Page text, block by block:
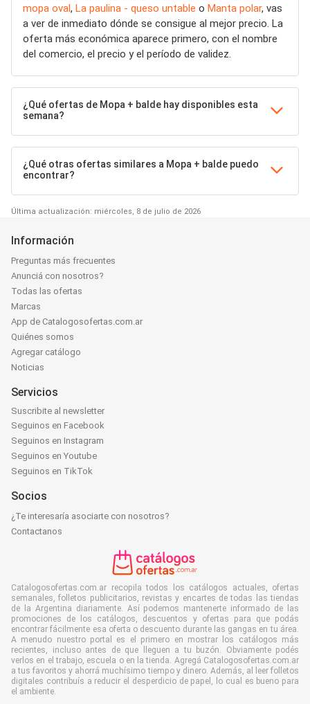
mopa oval, La paulina - queso untable o Manta polar, vas
a ver de inmediato dónde se consigue al mejor precio. La
oferta más económica aparece primero, con el nombre
del comercio, el precio y el período de validez.
¿Qué ofertas de Mopa + balde hay disponibles esta
semana?
¿Qué otras ofertas similares a Mopa + balde puedo
encontrar?
Última actualización: miércoles, 8 de julio de 2026
Información
Preguntas más frecuentes
Anunciá con nosotros?
Todas las ofertas
Marcas
App de Catalogosofertas.com.ar
Quiénes somos
Agregar catálogo
Noticias
Servicios
Suscribite al newsletter
Seguinos en Facebook
Seguinos en Instagram
Seguinos en Youtube
Seguinos en TikTok
Socios
¿Te interesaría asociarte con nosotros?
Contactanos
Catalogosofertas.com.ar recopila todos los catálogos actuales, ofertas
semanales, folletos publicitarios, revistas y encartes de todas las tiendas
de la Argentina diariamente. Así podemos mantenerte informado de las
promociones de los catálogos, descuentos y ofertas para que podás
encontrar fácilmente esa oferta o descuento durante las gangas en tu área.
A menudo nuestro portal es el primero en mostrar los catálogos más
recientes, incluso antes de que lleguen a tu buzón. Obviamente podés
verlos en el trabajo, escuela o en la tienda. Agregá Catalogosofertas.com.ar
a tus favoritos y ahorrá muchísimo tiempo y dinero. Además, al leer folletos
digitales contribuís a reducir el desperdicio de papel, lo cual es bueno para
el ambiente.